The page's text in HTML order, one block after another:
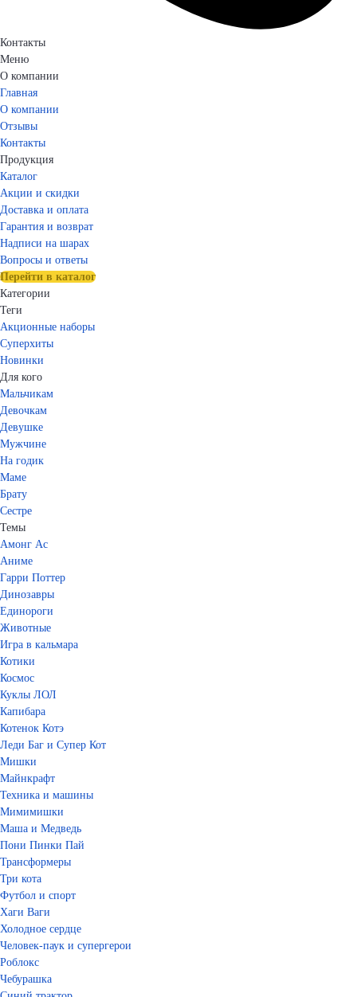
Контакты
Меню
О компании
Главная
О компании
Отзывы
Контакты
Продукция
Каталог
Акции и скидки
Доставка и оплата
Гарантия и возврат
Надписи на шарах
Вопросы и ответы
Перейти в каталог
Категории
Теги
Акционные наборы
Суперхиты
Новинки
Для кого
Мальчикам
Девочкам
Девушке
Мужчине
На годик
Маме
Брату
Сестре
Темы
Амонг Ас
Аниме
Гарри Поттер
Динозавры
Единороги
Животные
Игра в кальмара
Котики
Космос
Куклы ЛОЛ
Капибара
Котенок Котэ
Леди Баг и Супер Кот
Мишки
Майнкрафт
Техника и машины
Мимимишки
Маша и Медведь
Пони Пинки Пай
Трансформеры
Три кота
Футбол и спорт
Хаги Ваги
Холодное сердце
Человек-паук и супергерои
Роблокс
Чебурашка